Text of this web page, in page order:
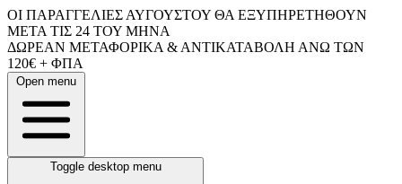
ΟΙ ΠΑΡΑΓΓΕΛΙΕΣ ΑΥΓΟΥΣΤΟΥ ΘΑ ΕΞΥΠΗΡΕΤΗΘΟΥΝ
ΜΕΤΑ ΤΙΣ 24 ΤΟΥ ΜΗΝΑ
ΔΩΡΕΑΝ ΜΕΤΑΦΟΡΙΚΑ & ΑΝΤΙΚΑΤΑΒΟΛΗ ΑΝΩ ΤΩΝ
120€ + ΦΠΑ
Open menu
Toggle desktop menu